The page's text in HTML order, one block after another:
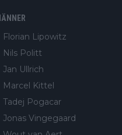
Florian Lipowitz
Nils Politt
Jan Ullrich
Marcel Kittel
Tadej Pogacar
Jonas Vingegaard